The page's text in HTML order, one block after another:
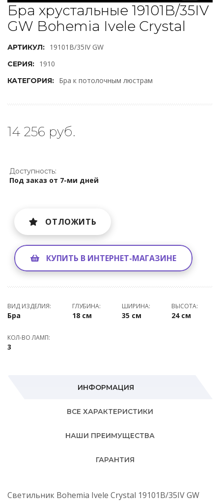
Бра хрустальные 19101B/35IV
GW Bohemia Ivele Crystal
АРТИКУЛ: 19101B/35IV GW
СЕРИЯ: 1910
КАТЕГОРИЯ: Бра к потолочным люстрам
14 256 руб.
Доступность:
Под заказ от 7-ми дней
ОТЛОЖИТЬ
КУПИТЬ В ИНТЕРНЕТ-МАГАЗИНЕ
ВИД ИЗДЕЛИЯ:
Бра
ГЛУБИНА:
18 см
ШИРИНА:
35 см
ВЫСОТА:
24 см
КОЛ-ВО ЛАМП:
3
ИНФОРМАЦИЯ
ВСЕ ХАРАКТЕРИСТИКИ
НАШИ ПРЕИМУЩЕСТВА
ГАРАНТИЯ
Светильник Bohemia Ivele Crystal 19101B/35IV GW